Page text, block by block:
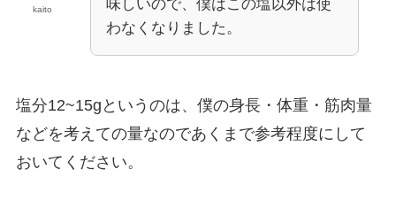
kaito
味しいので、僕はこの塩以外は使
わなくなりました。
塩分12~15gというのは、僕の身長・体重・筋肉量
などを考えての量なのであくまで参考程度にして
おいてください。